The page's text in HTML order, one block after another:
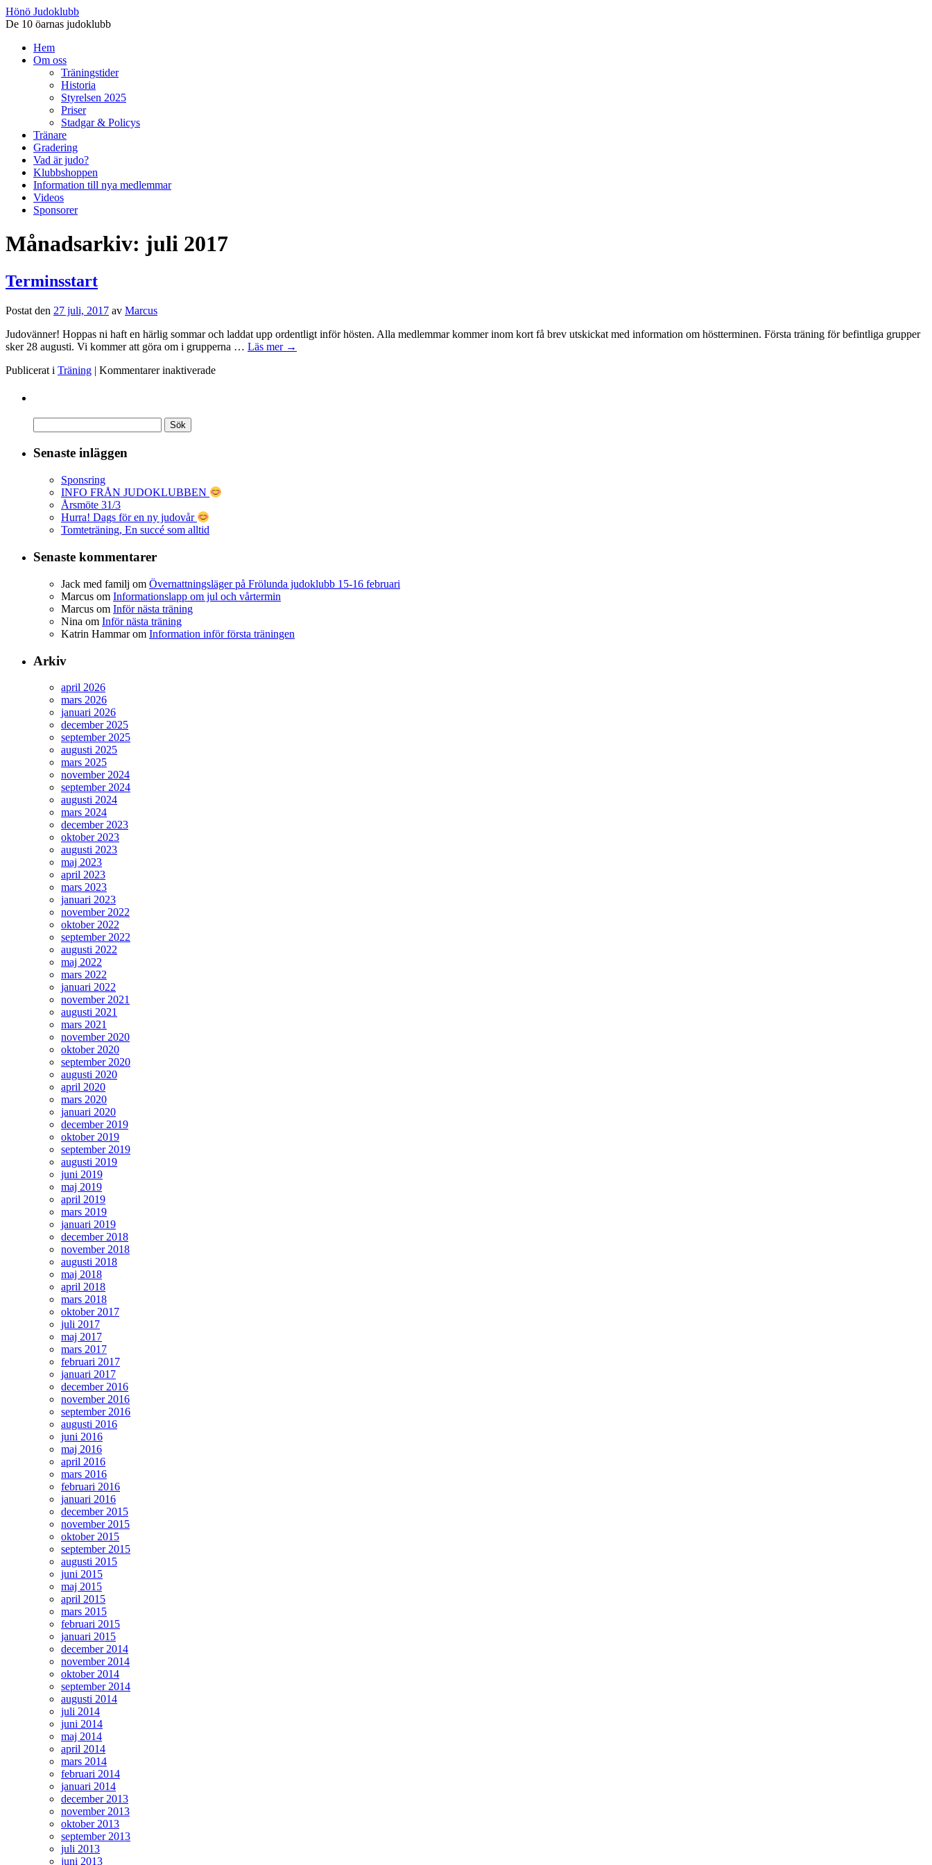
Hönö Judoklubb
De 10 öarnas judoklubb
Hem
Om oss
Träningstider
Historia
Styrelsen 2025
Priser
Stadgar & Policys
Tränare
Gradering
Vad är judo?
Klubbshoppen
Information till nya medlemmar
Videos
Sponsorer
Månadsarkiv: juli 2017
Terminsstart
Postat den 27 juli, 2017 av Marcus
Judovänner! Hoppas ni haft en härlig sommar och laddat upp ordentligt inför hösten. Alla medlemmar kommer inom kort få brev utskickat med information om höstterminen. Första träning för befintliga grupper
sker 28 augusti. Vi kommer att göra om i grupperna … Läs mer →
Publicerat i Träning | Kommentarer inaktiveradeför
Senaste inläggen
Sponsring
INFO FRÅN JUDOKLUBBEN
Årsmöte 31/3
Hurra! Dags för en ny judovår
Tomteträning, En succé som alltid
Senaste kommentarer
Jack med familj om Övernattningsläger på Frölunda judoklubb 15-16 februari
Marcus om Informationslapp om jul och vårtermin
Marcus om Inför nästa träning
Nina om Inför nästa träning
Katrin Hammarom Information inför första träningen
Arkiv
april 2026
mars 2026
januari 2026
december 2025
september 2025
augusti 2025
mars 2025
november 2024
september 2024
augusti 2024
mars 2024
december 2023
oktober 2023
augusti 2023
maj 2023
april 2023
mars 2023
januari 2023
november 2022
oktober 2022
september 2022
augusti 2022
maj 2022
mars 2022
januari 2022
november 2021
augusti 2021
mars 2021
november 2020
oktober 2020
september 2020
augusti 2020
april 2020
mars 2020
januari 2020
december 2019
oktober 2019
september 2019
augusti 2019
juni 2019
maj 2019
april 2019
mars 2019
januari 2019
december 2018
november 2018
augusti 2018
maj 2018
april 2018
mars 2018
oktober 2017
juli 2017
maj 2017
mars 2017
februari 2017
januari 2017
december 2016
november 2016
september 2016
augusti 2016
juni 2016
maj 2016
april 2016
mars 2016
februari 2016
januari 2016
december 2015
november 2015
oktober 2015
september 2015
augusti 2015
juni 2015
maj 2015
april 2015
mars 2015
februari 2015
januari 2015
december 2014
november 2014
oktober 2014
september 2014
augusti 2014
juli 2014
juni 2014
maj 2014
april 2014
mars 2014
februari 2014
januari 2014
december 2013
november 2013
oktober 2013
september 2013
juli 2013
juni 2013